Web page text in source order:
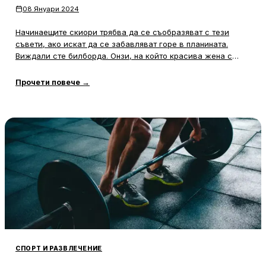
08 Януари 2024
Начинаещите скиори трябва да се съобразяват с тези
съвети, ако искат да се забавляват горе в планината.
Виждали сте билборда. Онзи, на който красива жена с
деца и неестествено бронзовият ѝ съпруг я следват.
Прочети повече →
СПОРТ И РАЗВЛЕЧЕНИЕ